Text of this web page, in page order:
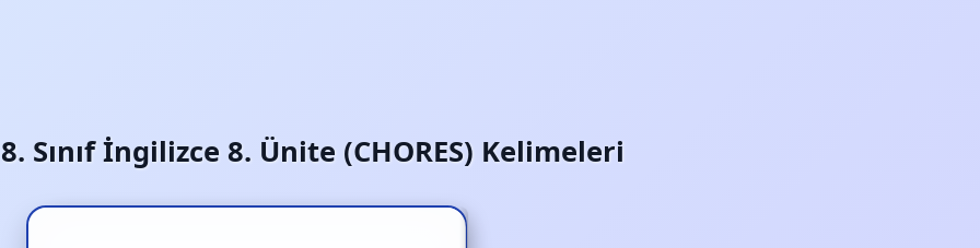
8. Sınıf İngilizce 8. Ünite (CHORES) Kelimeleri